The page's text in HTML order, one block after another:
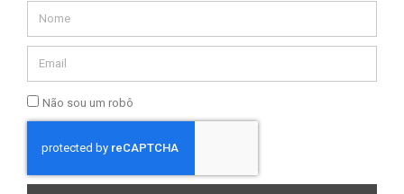
Não sou um robô